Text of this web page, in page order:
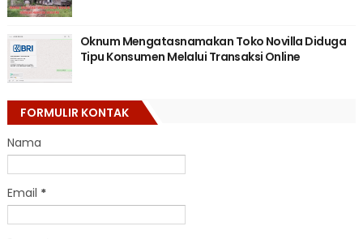
Oknum Mengatasnamakan Toko Novilla Diduga
Tipu Konsumen Melalui Transaksi Online
FORMULIR KONTAK
Nama
Email *